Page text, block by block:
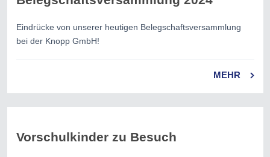
Eindrücke von unserer heutigen Belegschaftsversammlung
bei der Knopp GmbH!
MEHR
Vorschulkinder zu Besuch